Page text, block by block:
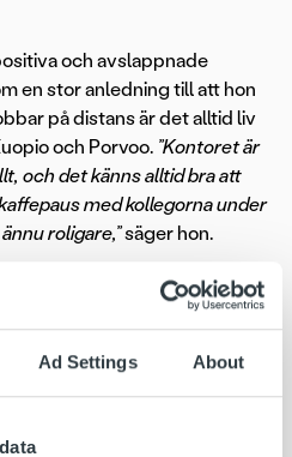
Ad Settings About
och avslappnade
en stor anledning till att hon
på distans är det alltid liv
och Porvoo. ”Kontoret är
och det känns alltid bra att
med kollegorna under
roligare,”säger hon.
med spännande
lik. För Pia har jobbet varit